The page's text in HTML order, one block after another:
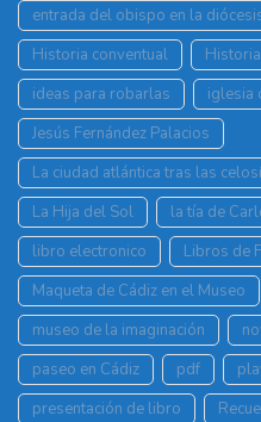
entrada del obispo en la
Historia conventual
ideas para robarlas
iglesia
Jesús Fernández Palacios
La ciudad atlántica tras las
La Hija del Sol
la tía de
libro electronico
Libros de
Maqueta de Cádiz en el Museo
museo de la imaginación
paseo en Cádiz
pdf
presentación de libro